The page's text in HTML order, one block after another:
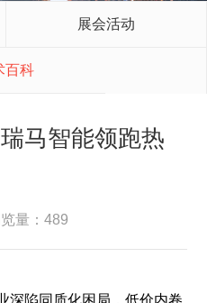
展会活动
百科
马智能领跑热
量：489
深陷同质化困局，低价内卷